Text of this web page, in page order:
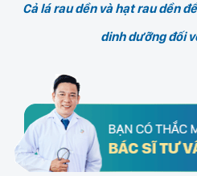
Cả lá rau dền và hạt rau dền
dinh dưỡng đối